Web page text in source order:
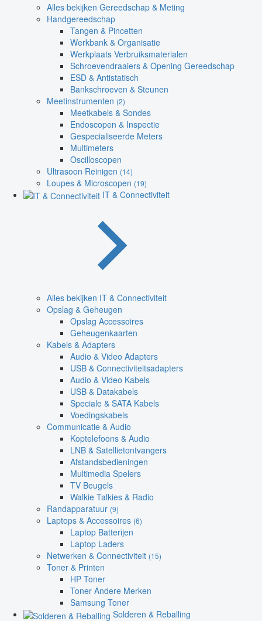
Alles bekijken Gereedschap & Meting
Handgereedschap
Tangen & Pincetten
Werkbank & Organisatie
Werkplaats Verbruiksmaterialen
Schroevendraaiers & Opening Gereedschap
ESD & Antistatisch
Bankschroeven & Steunen
Meetinstrumenten (2)
Meetkabels & Sondes
Endoscopen & Inspectie
Gespecialiseerde Meters
Multimeters
Oscilloscopen
Ultrasoon Reinigen (14)
Loupes & Microscopen (19)
IT & Connectiviteit
Alles bekijken IT & Connectiviteit
Opslag & Geheugen
Opslag Accessoires
Geheugenkaarten
Kabels & Adapters
Audio & Video Adapters
USB & Connectiviteitsadapters
Audio & Video Kabels
USB & Datakabels
Speciale & SATA Kabels
Voedingskabels
Communicatie & Audio
Koptelefoons & Audio
LNB & Satellietontvangers
Afstandsbedieningen
Multimedia Spelers
TV Beugels
Walkie Talkies & Radio
Randapparatuur (9)
Laptops & Accessoires (6)
Laptop Batterijen
Laptop Laders
Netwerken & Connectiviteit (15)
Toner & Printen
HP Toner
Toner Andere Merken
Samsung Toner
Solderen & Reballing